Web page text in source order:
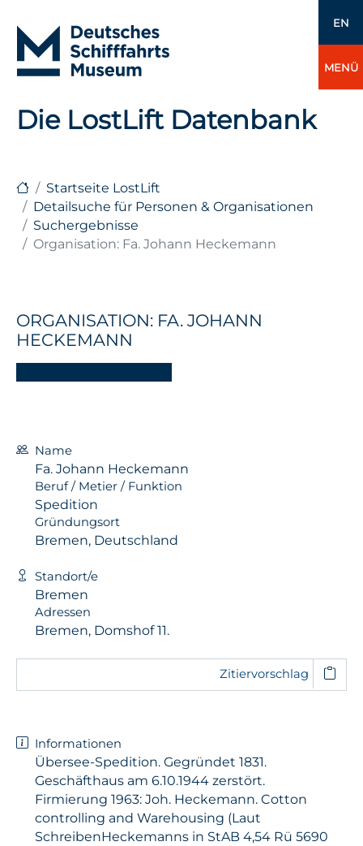
EN
MENÜ
Die LostLift Datenbank
Startseite LostLift
Detailsuche für Personen & Organisationen
Suchergebnisse
Organisation: Fa. Johann Heckemann
ORGANISATION: FA. JOHANN
HECKEMANN
Name
Fa. Johann Heckemann
Beruf / Metier / Funktion
Spedition
Gründungsort
Bremen, Deutschland
Standort/e
Bremen
Adressen
Bremen, Domshof 11.
Zitiervorschlag
Informationen
Übersee-Spedition. Gegründet 1831.
Geschäfthaus am 6.10.1944 zerstört.
Firmierung 1963: Joh. Heckemann. Cotton
controlling and Warehousing (Laut
SchreibenHeckemanns in StAB 4,54 Rü 5690